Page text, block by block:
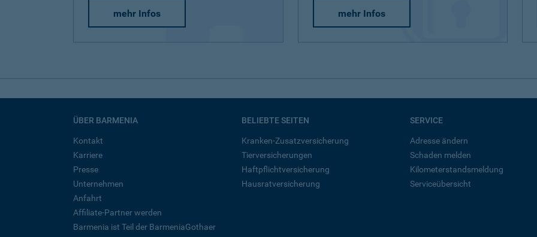
mehr Infos mehr Infos
ÜBER BARMENIA
Kontakt
Karriere
Presse
Unternehmen
Anfahrt
Affiliate-Partner werden
Barmenia ist Teil der BarmeniaGothaer
BELIEBTE SEITEN
Kranken-Zusatzversicherung
Tierversicherungen
Haftpflichtversicherung
Hausratversicherung
SERVICE
Adresse ändern
Schaden melden
Kilometerstandsmeldung
Serviceübersicht